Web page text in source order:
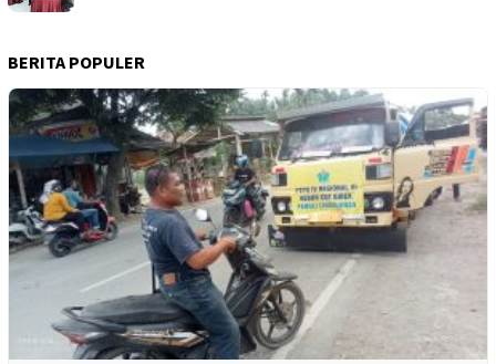
BERITA POPULER